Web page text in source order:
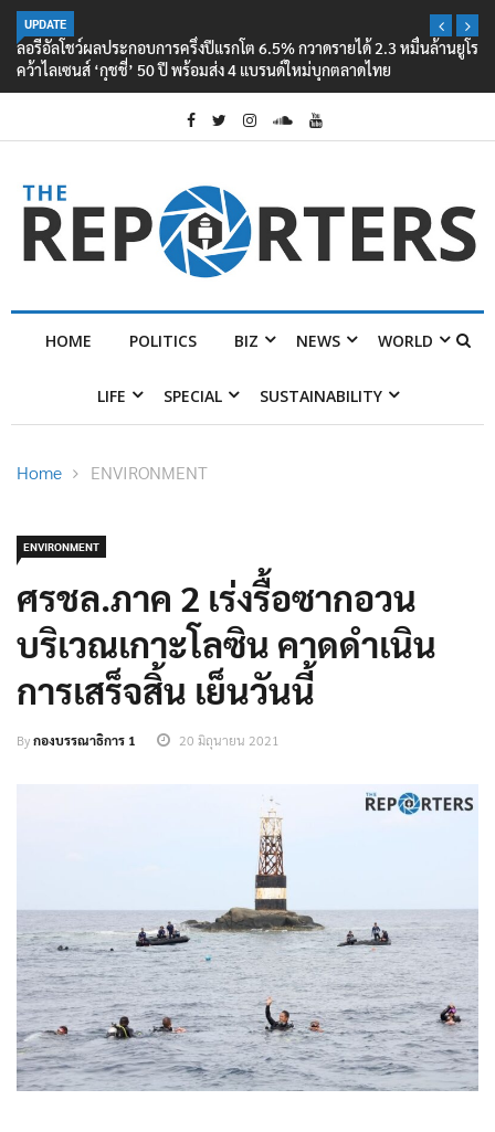
UPDATE
ลอรีอัลโชว์ผลประกอบการครึ่งปีแรกโต 6.5% กวาดรายได้ 2.3 หมื่นล้านยูโร
คว้าไลเซนส์ ‘กุชชี่’ 50 ปี พร้อมส่ง 4 แบรนด์ใหม่บุกตลาดไทย
HOME POLITICS BIZ NEWS WORLD
LIFE SPECIAL SUSTAINABILITY
Home ENVIRONMENT
ENVIRONMENT
ศรชล.ภาค 2 เร่งรื้อซากอวน
บริเวณเกาะโลซิน คาดดำเนิน
การเสร็จสิ้น เย็นวันนี้
Byกองบรรณาธิการ 1 20 มิถุนายน 2021